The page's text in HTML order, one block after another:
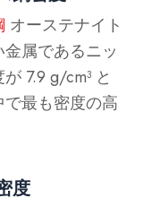
オーステナイト
属であるニッ
7.9 g/cm³ と
最も密度の高
度